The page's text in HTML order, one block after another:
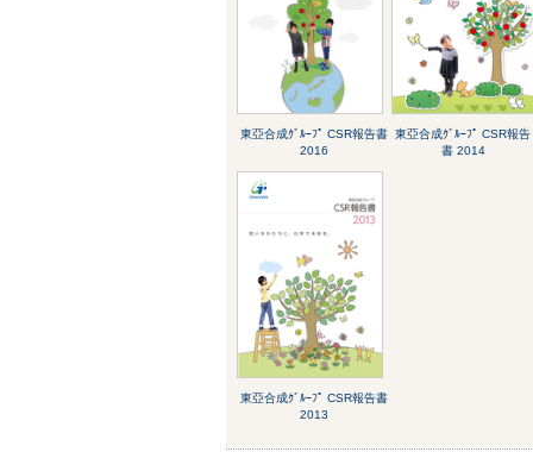
東亞合成ｸﾞﾙｰﾌﾟ CSR報告書
2016
東亞合成ｸﾞﾙｰﾌﾟ CSR報告
書 2014
東亞合成ｸﾞﾙｰﾌﾟ CSR報告書
2013